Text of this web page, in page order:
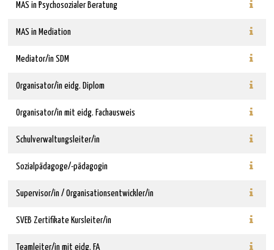
MAS in Psychosozialer Beratung
MAS in Mediation
Mediator/in SDM
Organisator/in eidg. Diplom
Organisator/in mit eidg. Fachausweis
Schulverwaltungsleiter/in
Sozialpädagoge/-pädagogin
Supervisor/in / Organisationsentwickler/in
SVEB Zertifikate Kursleiter/in
Teamleiter/in mit eidg. FA